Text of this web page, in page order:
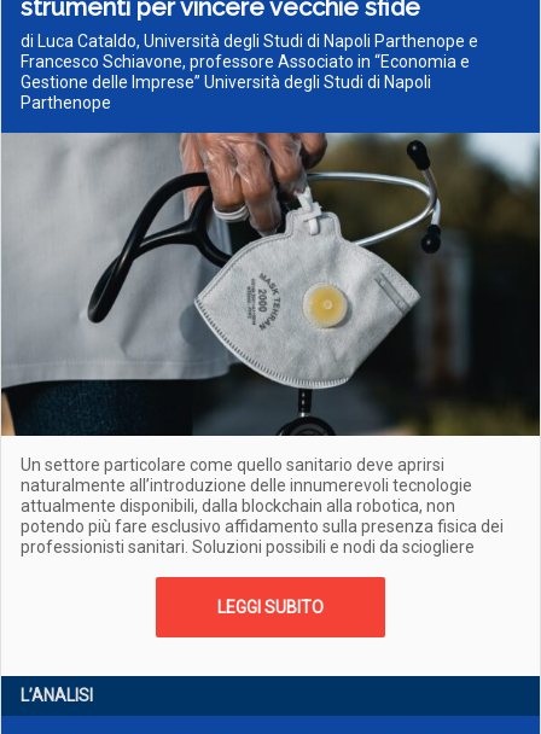
strumenti per vincere vecchie sfide
di Luca Cataldo, Università degli Studi di Napoli Parthenope e
Francesco Schiavone, professore Associato in “Economia e
Gestione delle Imprese” Università degli Studi di Napoli
Parthenope
Un settore particolare come quello sanitario deve aprirsi
naturalmente all’introduzione delle innumerevoli tecnologie
attualmente disponibili, dalla blockchain alla robotica, non
potendo più fare esclusivo affidamento sulla presenza fisica dei
professionisti sanitari. Soluzioni possibili e nodi da sciogliere
LEGGI SUBITO
L’ANALISI